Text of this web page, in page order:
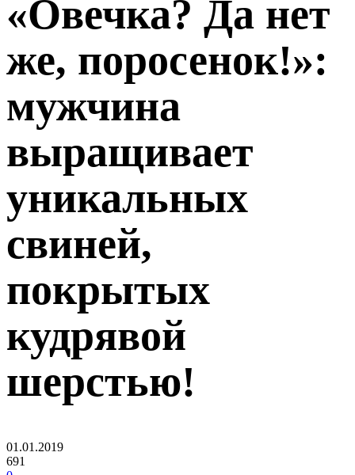
«Овечка? Да нет
же, поросенок!»:
мужчина
выращивает
уникальных
свиней,
покрытых
кудрявой
шерстью!
01.01.2019
691